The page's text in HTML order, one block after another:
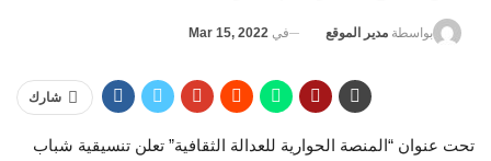
بواسطة مدير الموقع في Mar 15, 2022
شارك
تحت عنوان “المنصة الحوارية للعدالة الثقافية” تعلن تنسيقية شباب